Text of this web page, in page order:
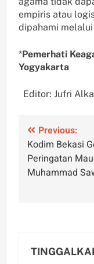
empiris atau
dipahami
*Pemerhati
Yogyakarta
Editor: Jufri
Navigasi
pos
Previous:
Kodim Bekasi
Peringatan
Muhammad